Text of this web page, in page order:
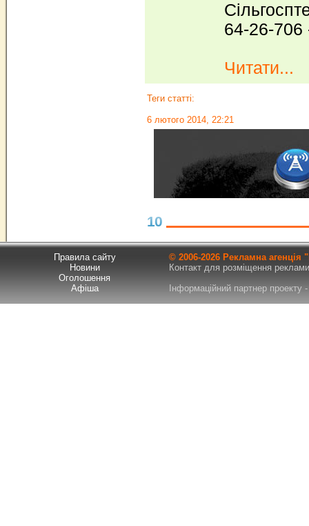
64-26-706
Читати...
Теги статті:
6 лютого 2014, 22:21
10
Правила сайту
Новини
Оголошення
Афіша
© 2006-2026 Рекламна
Контакт для розміщення
Інформаційний партнер проекту